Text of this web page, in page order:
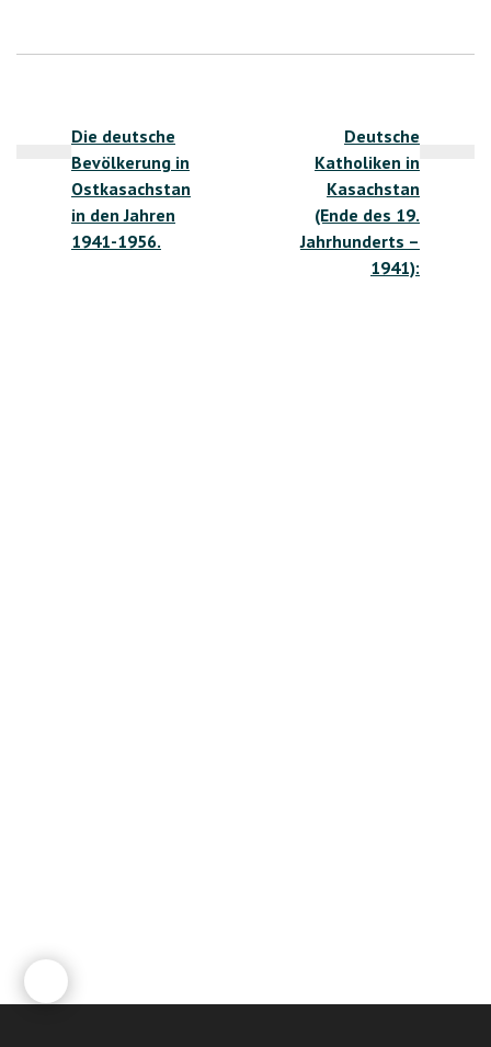
Die deutsche
Bevölkerung in
Ostkasachstan
in den Jahren
1941-1956.
Deutsche
Katholiken in
Kasachstan
(Ende des 19.
Jahrhunderts –
1941):